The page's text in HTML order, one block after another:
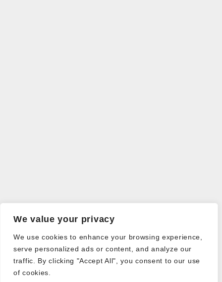
We value your privacy
We use cookies to enhance your browsing experience,
serve personalized ads or content, and analyze our
traffic. By clicking "Accept All", you consent to our use
of cookies.